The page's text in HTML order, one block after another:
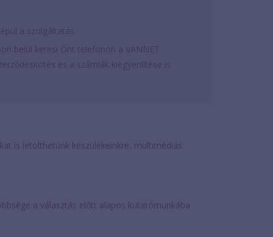
is letölthetünk készülékeinkre, multimédiás
a választás előtt alapos kutatómunkába